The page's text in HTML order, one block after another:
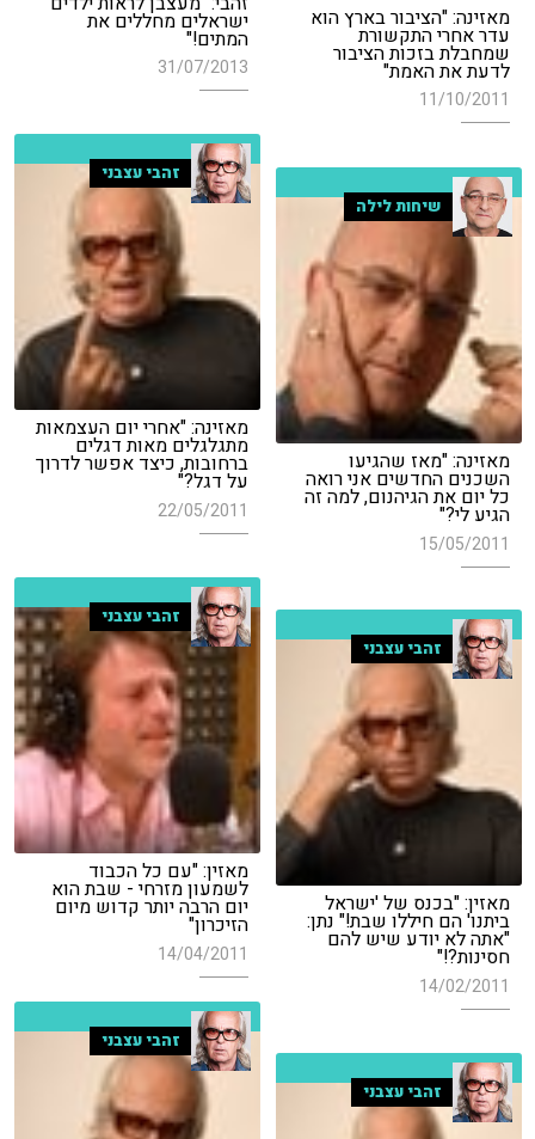
ישראלים מחללים את
המתים!"
31/07/2013
מאזינה: "הציבור בארץ הוא
עדר אחרי התקשורת
שמחבלת בזכות הציבור
לדעת את האמת"
11/10/2011
זהבי עצבני
מאזינה: "אחרי יום העצמאות
מתגלגלים מאות דגלים
ברחובות, כיצד אפשר לדרוך
על דגל?"
22/05/2011
שיחות לילה
מאזינה: "מאז שהגיעו
השכנים החדשים אני רואה
כל יום את הגיהנום, למה זה
הגיע לי?"
15/05/2011
זהבי עצבני
מאזין: "עם כל הכבוד
לשמעון מזרחי - שבת הוא
יום הרבה יותר קדוש מיום
הזיכרון"
14/04/2011
זהבי עצבני
מאזין: "בכנס של 'ישראל
ביתנו' הם חיללו שבת!" נתן:
"אתה לא יודע שיש להם
חסינות?!"
14/02/2011
זהבי עצבני
זהבי עצבני